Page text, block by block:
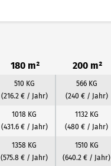
180 m² 200 m²
510 KG
(216.2 € / Jahr)
566 KG
(240 € / Jahr)
1018 KG
(431.6 € / Jahr)
1132 KG
(480 € / Jahr)
1358 KG
(575.8 € / Jahr)
1510 KG
(640.2 € / Jahr)